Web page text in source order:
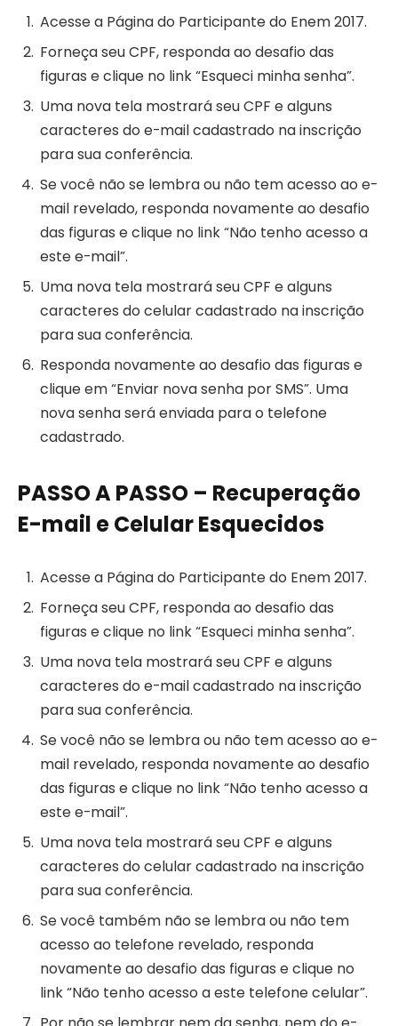
Acesse a Página do Participante do Enem 2017.
Forneça seu CPF, responda ao desafio das
figuras e clique no link “Esqueci minha senha”.
Uma nova tela mostrará seu CPF e alguns
caracteres do e-mail cadastrado na inscrição
para sua conferência.
Se você não se lembra ou não tem acesso ao e-
mail revelado, responda novamente ao desafio
das figuras e clique no link “Não tenho acesso a
este e-mail”.
Uma nova tela mostrará seu CPF e alguns
caracteres do celular cadastrado na inscrição
para sua conferência.
Responda novamente ao desafio das figuras e
clique em “Enviar nova senha por SMS”. Uma
nova senha será enviada para o telefone
cadastrado.
PASSO A PASSO – Recuperação
E-mail e Celular Esquecidos
Acesse a Página do Participante do Enem 2017.
Forneça seu CPF, responda ao desafio das
figuras e clique no link “Esqueci minha senha”.
Uma nova tela mostrará seu CPF e alguns
caracteres do e-mail cadastrado na inscrição
para sua conferência.
Se você não se lembra ou não tem acesso ao e-
mail revelado, responda novamente ao desafio
das figuras e clique no link “Não tenho acesso a
este e-mail”.
Uma nova tela mostrará seu CPF e alguns
caracteres do celular cadastrado na inscrição
para sua conferência.
Se você também não se lembra ou não tem
acesso ao telefone revelado, responda
novamente ao desafio das figuras e clique no
link “Não tenho acesso a este telefone celular”.